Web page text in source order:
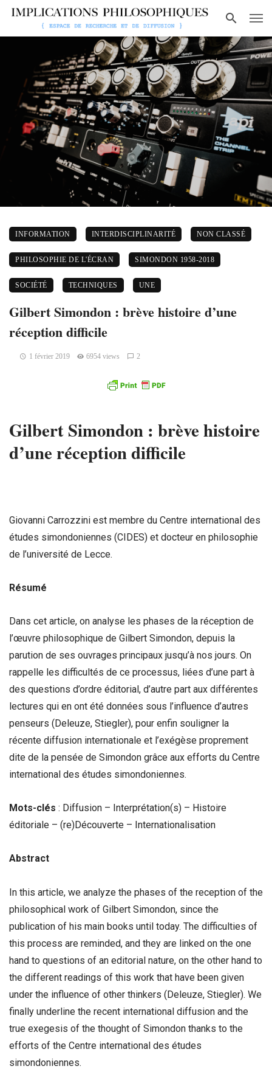
INFORMATION INTERDISCIPLINARITÉ NON CLASSÉ
PHILOSOPHIE DE L'ÉCRAN SIMONDON 1958-2018
SOCIÉTÉ TECHNIQUES UNE
Gilbert Simondon : brève histoire d’une
réception difficile
1 février 2019 6954 views 2
Gilbert Simondon : brève histoire
d’une réception difficile
Giovanni Carrozzini est membre du Centre international des
études simondoniennes (CIDES) et docteur en philosophie
de l’université de Lecce.
Résumé
Dans cet article, on analyse les phases de la réception de
l’œuvre philosophique de Gilbert Simondon, depuis la
parution de ses ouvrages principaux jusqu’à nos jours. On
rappelle les difficultés de ce processus, liées d’une part à
des questions d’ordre éditorial, d’autre part aux différentes
lectures qui en ont été données sous l’influence d’autres
penseurs (Deleuze, Stiegler), pour enfin souligner la
récente diffusion internationale et l’exégèse proprement
dite de la pensée de Simondon grâce aux efforts du Centre
international des études simondoniennes.
Mots-clés : Diffusion – Interprétation(s) – Histoire
éditoriale – (re)Découverte – Internationalisation
Abstract
In this article, we analyze the phases of the reception of the
philosophical work of Gilbert Simondon, since the
publication of his main books until today. The difficulties of
this process are reminded, and they are linked on the one
hand to questions of an editorial nature, on the other hand to
the different readings of this work that have been given
under the influence of other thinkers (Deleuze, Stiegler). We
finally underline the recent international diffusion and the
true exegesis of the thought of Simondon thanks to the
efforts of the Centre international des études
simondoniennes.